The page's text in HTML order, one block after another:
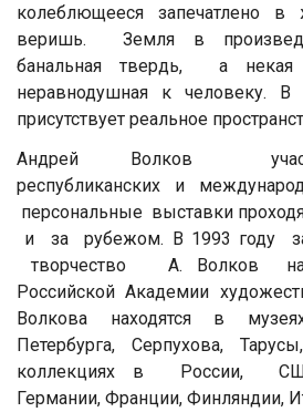
колеблющееся запечатлено
веришь. Земля в
банальная твердь, а некая
неравнодушная к человеку.
присутствует реальное
Андрей Волков
республиканских и
персональные выставки
и за рубежом. В 1993 году
творчество А. Волков
Российской Академии
Волкова находятся в
Петербурга, Серпухова,
коллекциях в России, США,
Германии, Франции, Финляндии,